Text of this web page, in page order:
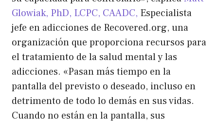
Glowiak, PhD, LCPC, CAADC, Especialista
jefe en adicciones de Recovered.org, una
organización que proporciona recursos para
el tratamiento de la salud mental y las
adicciones. «Pasan más tiempo en la
pantalla del previsto o deseado, incluso en
detrimento de todo lo demás en sus vidas.
Cuando no están en la pantalla, sus